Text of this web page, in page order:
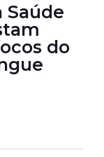
Saúde
do